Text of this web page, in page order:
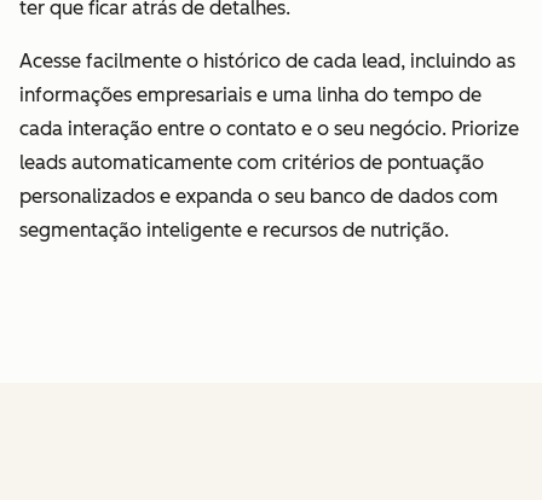
ter que ficar atrás de detalhes.
Acesse facilmente o histórico de cada lead, incluindo as
informações empresariais e uma linha do tempo de
cada interação entre o contato e o seu negócio. Priorize
leads automaticamente com critérios de pontuação
personalizados e expanda o seu banco de dados com
segmentação inteligente e recursos de nutrição.